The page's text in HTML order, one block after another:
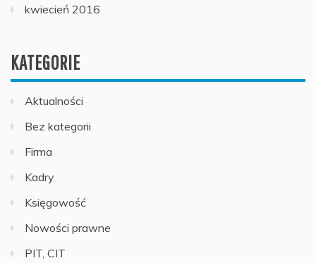
kwiecień 2016
KATEGORIE
Aktualności
Bez kategorii
Firma
Kadry
Księgowość
Nowości prawne
PIT, CIT